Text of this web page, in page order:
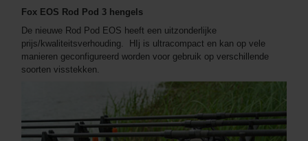
Fox EOS Rod Pod 3 hengels
De nieuwe Rod Pod EOS heeft een uitzonderlijke
prijs/kwaliteitsverhouding. HIj is ultracompact en kan op vele
manieren geconfigureerd worden voor gebruik op verschillende
soorten visstekken.